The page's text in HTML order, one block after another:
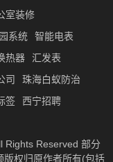
室装修
系统
智能电表
热器
汇发表
司
珠海白蚁防治
签
西宁招聘
Rights Reserved 部分
版权归原作者所有(包括